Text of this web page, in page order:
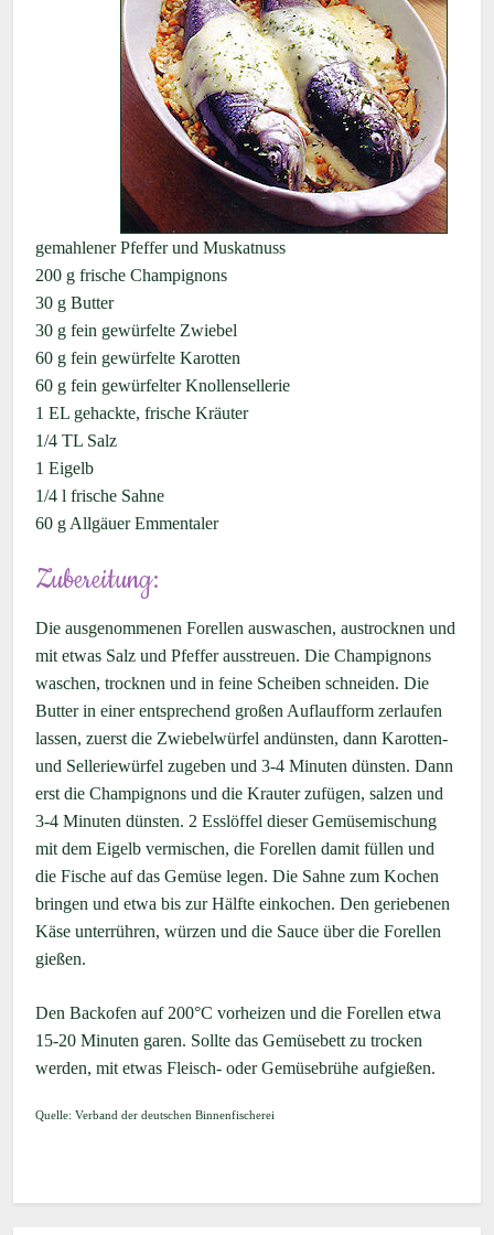
gemahlener Pfeffer und Muskatnuss
200 g frische Champignons
30 g Butter
30 g fein gewürfelte Zwiebel
60 g fein gewürfelte Karotten
60 g fein gewürfelter Knollensellerie
1 EL gehackte, frische Kräuter
1/4 TL Salz
1 Eigelb
1/4 l frische Sahne
60 g Allgäuer Emmentaler
Zubereitung:
Die ausgenommenen Forellen auswaschen, austrocknen und
mit etwas Salz und Pfeffer ausstreuen. Die Champignons
waschen, trocknen und in feine Scheiben schneiden. Die
Butter in einer entsprechend großen Auflaufform zerlaufen
lassen, zuerst die Zwiebelwürfel andünsten, dann Karotten-
und Selleriewürfel zugeben und 3-4 Minuten dünsten. Dann
erst die Champignons und die Krauter zufügen, salzen und
3-4 Minuten dünsten. 2 Esslöffel dieser Gemüsemischung
mit dem Eigelb vermischen, die Forellen damit füllen und
die Fische auf das Gemüse legen. Die Sahne zum Kochen
bringen und etwa bis zur Hälfte einkochen. Den geriebenen
Käse unterrühren, würzen und die Sauce über die Forellen
gießen.
Den Backofen auf 200°C vorheizen und die Forellen etwa
15-20 Minuten garen. Sollte das Gemüsebett zu trocken
werden, mit etwas Fleisch- oder Gemüsebrühe aufgießen.
Quelle: Verband der deutschen Binnenfischerei